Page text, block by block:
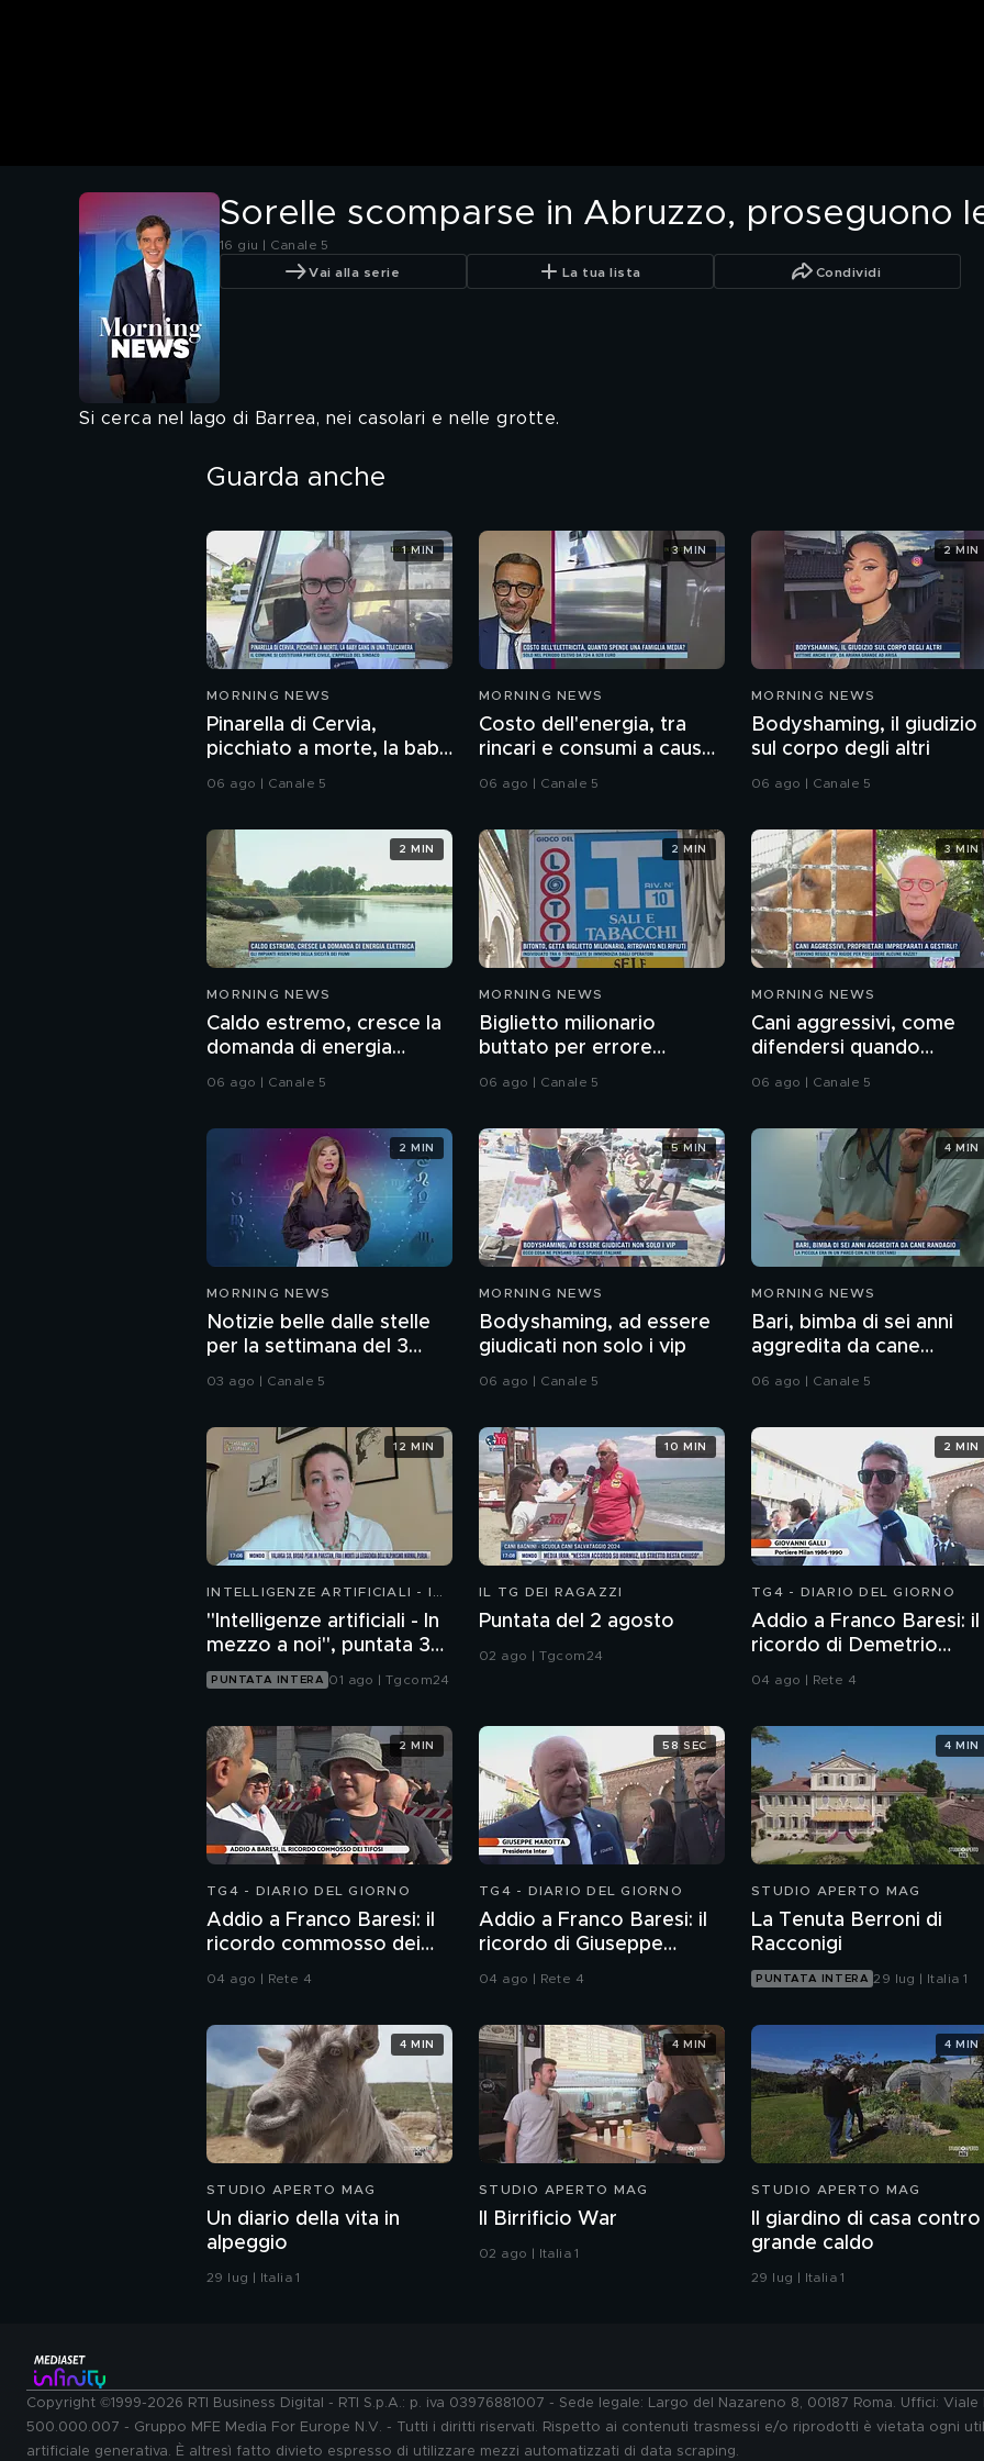
Sorelle scomparse in Abruzzo, proseguono
16 giu | Canale 5
Vai alla serie La tua lista Condividi
Si cerca nel lago di Barrea, nei casolari e nelle grotte.
Guarda anche
MORNING NEWS
Pinarella di Cervia,
picchiato a morte, la baby
gang in una telecamera
06 ago | Canale 5
1 MIN
MORNING NEWS
Costo dell'energia, tra
rincari e consumi a causa
del caldo record
06 ago | Canale 5
3 MIN
MORNING NEWS
Bodyshaming, il giudizio
sul corpo degli altri
06 ago | Canale 5
2 MIN
MORNING NEWS
Caldo estremo, cresce la
domanda di energia
elettrica
06 ago | Canale 5
2 MIN
MORNING NEWS
Biglietto milionario
buttato per errore
nell'immondizia
06 ago | Canale 5
2 MIN
MORNING NEWS
Cani aggressivi, come
difendersi quando
attaccano?
06 ago | Canale 5
3 MIN
MORNING NEWS
Notizie belle dalle stelle
per la settimana del 3
agosto
03 ago | Canale 5
2 MIN
MORNING NEWS
Bodyshaming, ad essere
giudicati non solo i vip
06 ago | Canale 5
5 MIN
MORNING NEWS
Bari, bimba di sei anni
aggredita da cane
randagio
06 ago | Canale 5
4 MIN
INTELLIGENZE ARTIFICIALI - IN
"Intelligenze artificiali - In
mezzo a noi", puntata 36:
chatbot emotivi e minori
PUNTATA INTERA 01 ago | Tgcom24
12 MIN
IL TG DEI RAGAZZI
Puntata del 2 agosto
02 ago | Tgcom24
10 MIN
TG4 - DIARIO DEL GIORNO
Addio a Franco Baresi: il
ricordo di Demetrio
Albertini, Clarence
04 ago | Rete 4
2 MIN
TG4 - DIARIO DEL GIORNO
Addio a Franco Baresi: il
ricordo commosso dei
04 ago | Rete 4
2 MIN
TG4 - DIARIO DEL GIORNO
Addio a Franco Baresi: il
ricordo di Giuseppe
Marotta, Presidente
04 ago | Rete 4
58 SEC
STUDIO APERTO MAG
La Tenuta Berroni di
Racconigi
PUNTATA INTERA 29 lug | Italia 1
4 MIN
STUDIO APERTO MAG
Un diario della vita in
alpeggio
29 lug | Italia 1
4 MIN
STUDIO APERTO MAG
Il Birrificio War
02 ago | Italia 1
4 MIN
STUDIO APERTO MAG
Il giardino di casa contro
grande caldo
29 lug | Italia 1
4 MIN
Copyright ©1999-2026 RTI Business Digital - RTI S.p.A.: p. iva 03976881007 - Sede legale: Largo del Nazareno 8, 00187 Roma. Uffici:
500.000.007 - Gruppo MFE Media For Europe N.V. - Tutti i diritti riservati. Rispetto ai contenuti trasmessi e/o riprodotti è vietata ogni
artificiale generativa. È altresì fatto divieto espresso di utilizzare mezzi automatizzati di data scraping.